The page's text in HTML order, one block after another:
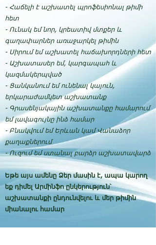
- Հաճելի է աշխատել պրոֆեսիոնալ թիմի
հետ
- Ունակ եմ նոր, կրեատիվ մտքեր և
գաղափարներ առաջարկել թիմին
- Սիրում եմ աշխատել հաճախորդների հետ
- Աշխատասեր եմ, կարգապահ և
կազմակերպված
- Ցանկանում եմ ունենալ կայուն,
երկարաժամկետ աշխատանք
- Գրասենյակային աշխատանքը համարում
եմ լավագույնը ինձ համար
- Բնակվում եմ Երևան կամ Վանաձոր
քաղաքներում
- Ուզում եմ ստանալ բարձր աշխատավարձ
Եթե այս ամենը Ձեր մասին է, ապա կարող
եք դիմել Արմինֆո ընկերություն՝
աշխատանքի ընդունվելու և մեր թիմին
միանալու համար